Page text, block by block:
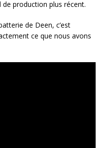
production plus récent.
de Deen, c’est
ce que nous avons